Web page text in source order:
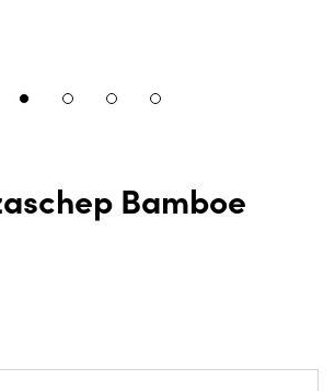
Bamboe